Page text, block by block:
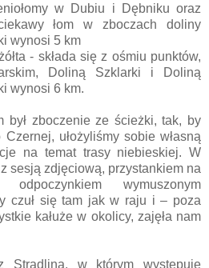
w Dubiu i Dębniku oraz
łom w zboczach doliny
wynosi 5 km
- składa się z ośmiu punktów,
Doliną Szklarki i Doliną
wynosi 6 km.
był zboczenie ze ścieżki, tak, by
ułożyliśmy sobie własną
na temat trasy niebieskiej. W
sesją zdjęciową, przystankiem na
wymuszonym
czuł się tam jak w raju i – poza
kałuże w okolicy, zajęła nam
Stradlina, w którym występuje